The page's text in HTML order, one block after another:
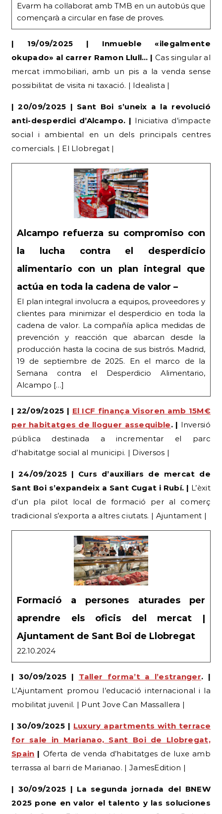
| 19/09/2025 | Inmueble «ilegalmente
okupado» al carrer Ramon Llull… |Cas singular al
mercat immobiliari, amb un pis a la venda sense
possibilitat de visita ni taxació. | Idealista |
| 20/09/2025 | Sant Boi s’uneix a la revolució
social i ambiental en un dels principals centres
comercials. | El Llobregat |
Alcampo refuerza su compromiso con
El plan integral involucra a equipos, proveedores y
clientes para minimizar el desperdicio en toda la
cadena de valor. La compañía aplica medidas de
prevención y reacción que abarcan desde la
producción hasta la cocina de sus bistrós. Madrid,
19 de septiembre de 2025. En el marco de la
Semana contra el Desperdicio Alimentario,
Alcampo […]
| 22/09/2025 |
per habitatges de lloguer assequible. |Inversió
pública destinada a incrementar el parc
d’habitatge social al municipi. | Diversos |
| 24/09/2025 | Curs d’auxiliars de mercat de
d’un pla pilot local de formació per al comerç
tradicional s’exporta a altres ciutats. | Ajuntament |
Formació a persones aturades per
Ajuntament de Sant Boi de Llobregat
22.10.2024
| 30/09/2025 |
L’Ajuntament promou l’educació internacional i la
mobilitat juvenil. | Punt Jove Can Massallera |
| 30/09/2025 | Luxury apartments with terrace
Spain|Oferta de venda d’habitatges de luxe amb
terrassa al barri de Marianao. | JamesEdition |
| 30/09/2025 | La segunda jornada del BNEW
de |Sant Feliu de Llobregat, Sant Boi de
Llobregat…. Por otra parte, el vertical de